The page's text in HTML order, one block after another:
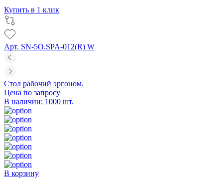
Купить в 1 клик
Арт. SN-5O.SPA-012(R) W
Стол рабочий эргоном.
Цена по запросу
В наличии: 1000 шт.
В корзину